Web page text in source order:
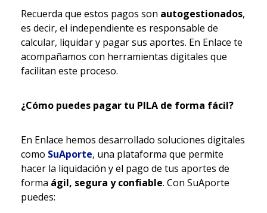
Recuerda que estos pagos son autogestionados,
es decir, el independiente es responsable de
calcular, liquidar y pagar sus aportes. En Enlace te
acompañamos con herramientas digitales que
facilitan este proceso.
¿Cómo puedes pagar tu PILA de forma fácil?
En Enlace hemos desarrollado soluciones digitales
como SuAporte, una plataforma que permite
hacer la liquidación y el pago de tus aportes de
forma ágil, segura y confiable. Con SuAporte
puedes: